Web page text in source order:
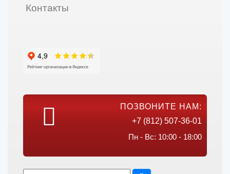
Контакты
ПОЗВОНИТЕ НАМ:
+7 (812) 507-36-01
Пн - Вс: 10:00 - 18:00